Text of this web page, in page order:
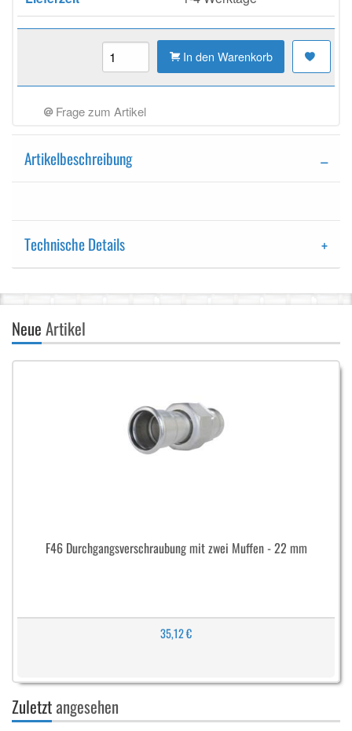
In den Warenkorb
Frage zum Artikel
Artikelbeschreibung
Technische Details
NeueArtikel
F46 Durchgangsverschraubung mit zwei Muffen - 22 mm
35,12 €
Zuletztangesehen